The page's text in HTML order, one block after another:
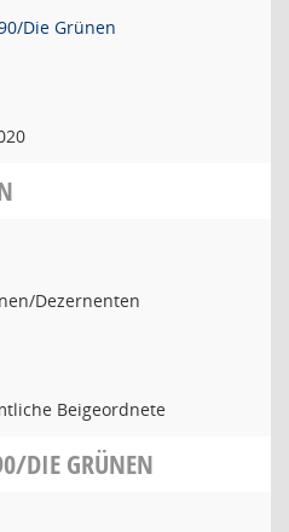
Die Grünen
Dezernenten
Beigeordnete
DIE GRÜNEN